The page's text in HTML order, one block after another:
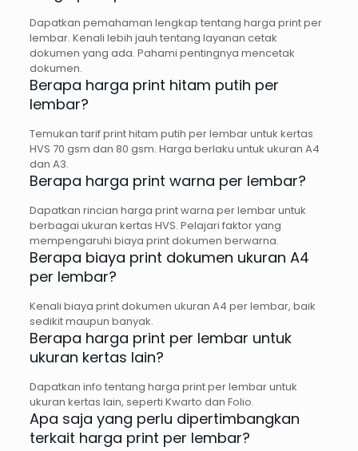
Dapatkan pemahaman lengkap tentang harga print per
lembar. Kenali lebih jauh tentang layanan cetak
dokumen yang ada. Pahami pentingnya mencetak
dokumen.
Berapa harga print hitam putih per
lembar?
Temukan tarif print hitam putih per lembar untuk kertas
HVS 70 gsm dan 80 gsm. Harga berlaku untuk ukuran A4
dan A3.
Berapa harga print warna per lembar?
Dapatkan rincian harga print warna per lembar untuk
berbagai ukuran kertas HVS. Pelajari faktor yang
mempengaruhi biaya print dokumen berwarna.
Berapa biaya print dokumen ukuran A4
per lembar?
Kenali biaya print dokumen ukuran A4 per lembar, baik
sedikit maupun banyak.
Berapa harga print per lembar untuk
ukuran kertas lain?
Dapatkan info tentang harga print per lembar untuk
ukuran kertas lain, seperti Kwarto dan Folio.
Apa saja yang perlu dipertimbangkan
terkait harga print per lembar?